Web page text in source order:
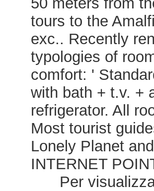
tours to the
exc.. Recently
typologies of
comfort: '
with bath + t.v. +
refrigerator. All
Most tourist
Lonely Planet
INTERNET
Per